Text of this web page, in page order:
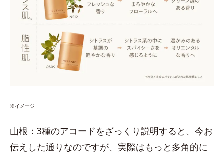
※イメージ
山根：3種のアコードをざっくり説明すると、今お
伝えした通りなのですが、実際はもっと多角的に